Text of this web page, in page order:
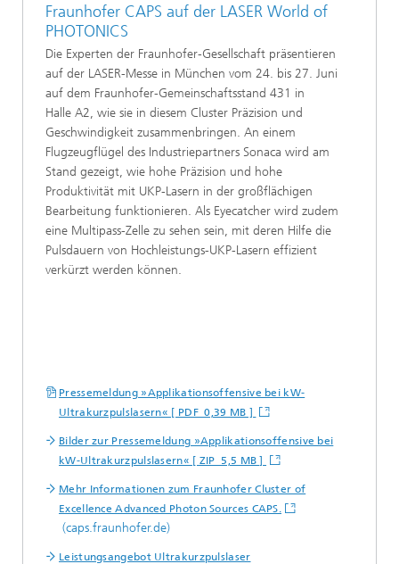
Fraunhofer CAPS auf der LASER World of
PHOTONICS
Die Experten der Fraunhofer-Gesellschaft präsentieren
auf der LASER-Messe in München vom 24. bis 27. Juni
auf dem Fraunhofer-Gemeinschaftsstand 431 in
Halle A2, wie sie in diesem Cluster Präzision und
Geschwindigkeit zusammenbringen. An einem
Flugzeugflügel des Industriepartners Sonaca wird am
Stand gezeigt, wie hohe Präzision und hohe
Produktivität mit UKP-Lasern in der großflächigen
Bearbeitung funktionieren. Als Eyecatcher wird zudem
eine Multipass-Zelle zu sehen sein, mit deren Hilfe die
Pulsdauern von Hochleistungs-UKP-Lasern effizient
verkürzt werden können.
Pressemeldung »Applikationsoffensive bei kW-
Ultrakurzpulslasern« [ PDF 0,39 MB ]
Bilder zur Pressemeldung »Applikationsoffensive bei
kW-Ultrakurzpulslasern« [ ZIP 5,5 MB ]
Mehr Informationen zum Fraunhofer Cluster of
Excellence Advanced Photon Sources CAPS.
(caps.fraunhofer.de)
Leistungsangebot Ultrakurzpulslaser